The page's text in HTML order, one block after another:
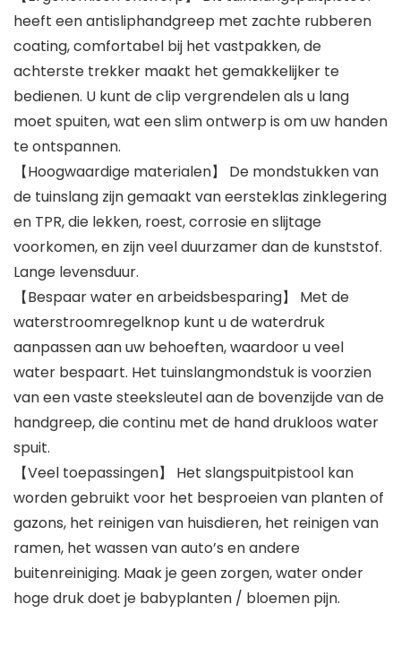
heeft een antisliphandgreep met zachte rubberen
coating, comfortabel bij het vastpakken, de
achterste trekker maakt het gemakkelijker te
bedienen. U kunt de clip vergrendelen als u lang
moet spuiten, wat een slim ontwerp is om uw handen
te ontspannen.
【Hoogwaardige materialen】 De mondstukken van
de tuinslang zijn gemaakt van eersteklas zinklegering
en TPR, die lekken, roest, corrosie en slijtage
voorkomen, en zijn veel duurzamer dan de kunststof.
Lange levensduur.
【Bespaar water en arbeidsbesparing】 Met de
waterstroomregelknop kunt u de waterdruk
aanpassen aan uw behoeften, waardoor u veel
water bespaart. Het tuinslangmondstuk is voorzien
van een vaste steeksleutel aan de bovenzijde van de
handgreep, die continu met de hand drukloos water
spuit.
【Veel toepassingen】 Het slangspuitpistool kan
worden gebruikt voor het besproeien van planten of
gazons, het reinigen van huisdieren, het reinigen van
ramen, het wassen van auto’s en andere
buitenreiniging. Maak je geen zorgen, water onder
hoge druk doet je babyplanten / bloemen pijn.